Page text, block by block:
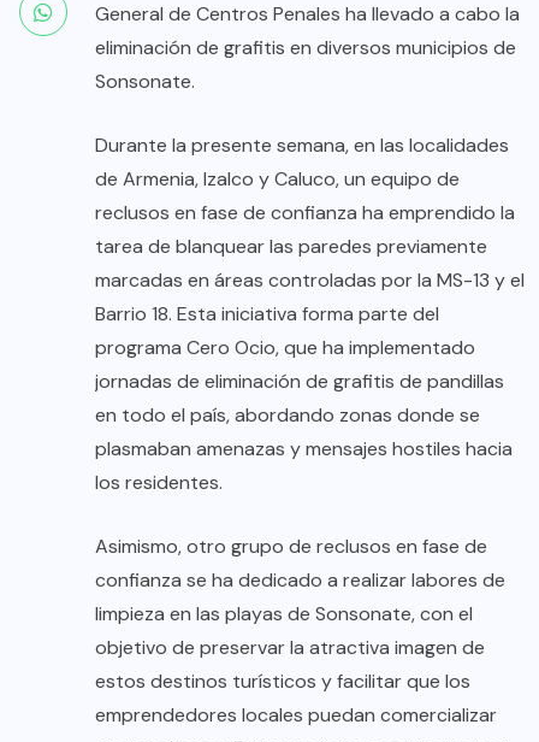
General de Centros Penales ha llevado a cabo la
eliminación de grafitis en diversos municipios de
Sonsonate.
Durante la presente semana, en las localidades
de Armenia, Izalco y Caluco, un equipo de
reclusos en fase de confianza ha emprendido la
tarea de blanquear las paredes previamente
marcadas en áreas controladas por la MS-13 y el
Barrio 18. Esta iniciativa forma parte del
programa Cero Ocio, que ha implementado
jornadas de eliminación de grafitis de pandillas
en todo el país, abordando zonas donde se
plasmaban amenazas y mensajes hostiles hacia
los residentes.
Asimismo, otro grupo de reclusos en fase de
confianza se ha dedicado a realizar labores de
limpieza en las playas de Sonsonate, con el
objetivo de preservar la atractiva imagen de
estos destinos turísticos y facilitar que los
emprendedores locales puedan comercializar